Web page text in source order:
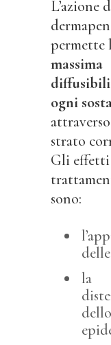
L’azione
dermapen
permette
massima
ogni
strato
Gli
sono:
la